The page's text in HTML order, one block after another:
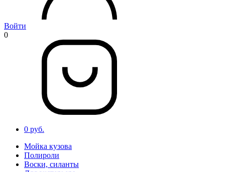
Войти
0
0 руб.
Мойка кузова
Полироли
Воски, силанты